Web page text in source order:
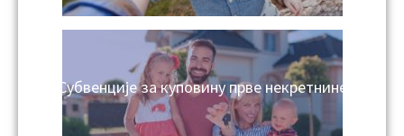
Субвенције за куповину прве некретнине